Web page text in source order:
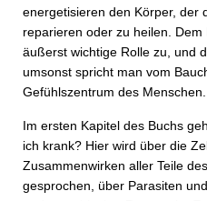
energetisieren den Körper, der
reparieren oder zu heilen.
äußerst wichtige Rolle zu, und
umsonst spricht man vom
Gefühlszentrum des Menschen.
Im ersten Kapitel des Buchs
ich krank? Hier wird über die
Zusammenwirken aller Teile
gesprochen, über Parasiten